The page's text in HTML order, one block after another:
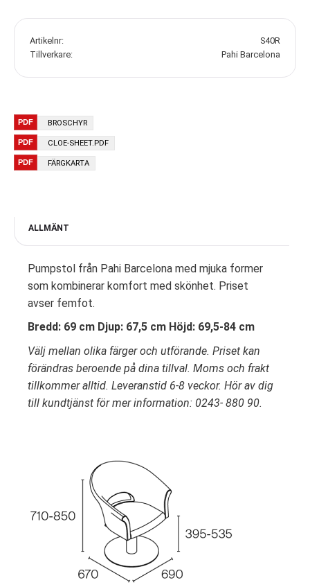
Artikelnr
S40R
Tillverkare
Pahi Barcelona
BROSCHYR
CLOE-SHEET.PDF
FÄRGKARTA
ALLMÄNT
Pumpstol från Pahi Barcelona med mjuka former
som kombinerar komfort med skönhet. Priset
avser femfot.
Bredd: 69 cm Djup: 67,5 cm Höjd: 69,5-84 cm
Välj mellan olika färger och utförande. Priset kan
förändras beroende på dina tillval. Moms och frakt
tillkommer alltid. Leveranstid 6-8 veckor. Hör av dig
till kundtjänst för mer information: 0243- 880 90.